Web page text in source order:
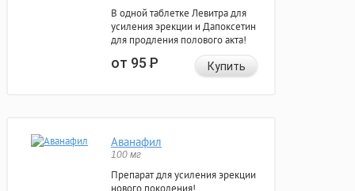
В одной таблетке Левитра для
усиления эрекции и Дапоксетин
для продления полового акта!
от 95Р Купить
Аванафил
100 мг
Препарат для усиления эрекции